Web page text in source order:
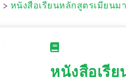
> หนังสือเรียนหลักสูตรเมียนม
หนังสือเรี